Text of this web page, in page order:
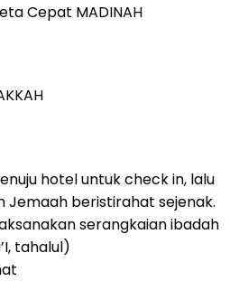
Cepat MADINAH
hotel untuk check in, lalu
Jemaah beristirahat sejenak.
serangkaian ibadah
tahalul)